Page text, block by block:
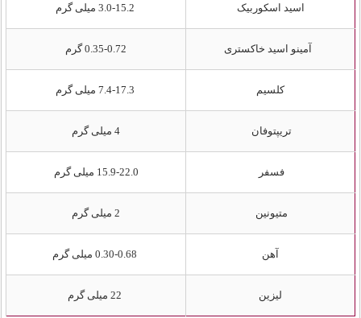
اسید اسکوربیک
آمینو اسید خاکستری 0.35-0.72 گرم
کلسیم
تریپتوفان 4 میلی گرم
فسفر 15.9-22.0 میلی گرم
متیونین 2 میلی گرم
آهن
لیزین